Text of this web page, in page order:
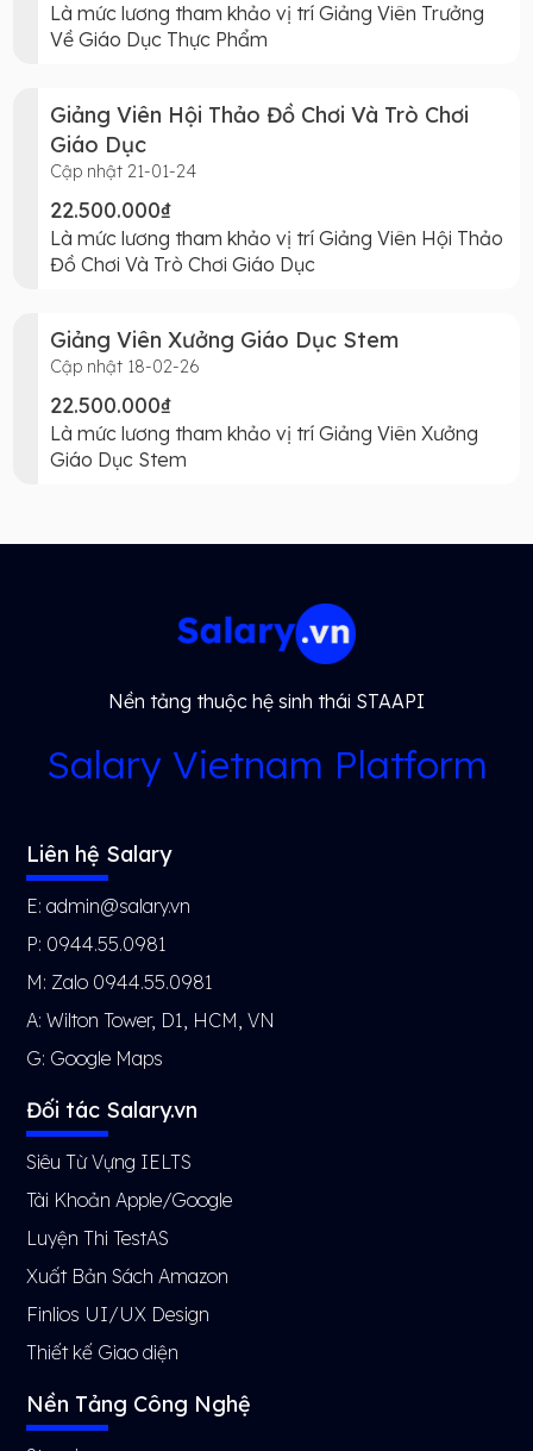
Là mức lương tham khảo vị trí Giảng Viên Trưởng
Về Giáo Dục Thực Phẩm
Giảng Viên Hội Thảo Đồ Chơi Và Trò Chơi
Giáo Dục
Cập nhật 21-01-24
22.500.000₫
Là mức lương tham khảo vị trí Giảng Viên Hội Thảo
Đồ Chơi Và Trò Chơi Giáo Dục
Giảng Viên Xưởng Giáo Dục Stem
Cập nhật 18-02-26
22.500.000₫
Là mức lương tham khảo vị trí Giảng Viên Xưởng
Giáo Dục Stem
Nền tảng thuộc hệ sinh thái STAAPI
Salary Vietnam Platform
Liên hệ Salary
E: admin@salary.vn
P: 0944.55.0981
M: Zalo 0944.55.0981
A: Wilton Tower, D1, HCM, VN
G: Google Maps
Đối tác Salary.vn
Siêu Từ Vựng IELTS
Tài Khoản Apple/Google
Luyện Thi TestAS
Xuất Bản Sách Amazon
Finlios UI/UX Design
Thiết kế Giao diện
Nền Tảng Công Nghệ